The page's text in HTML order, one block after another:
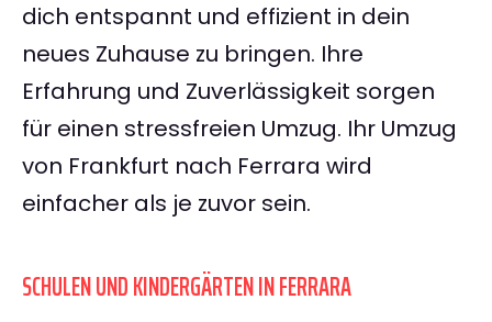
dich entspannt und effizient in dein
neues Zuhause zu bringen. Ihre
Erfahrung und Zuverlässigkeit sorgen
für einen stressfreien Umzug. Ihr Umzug
von Frankfurt nach Ferrara wird
einfacher als je zuvor sein.
SCHULEN UND KINDERGÄRTEN IN FERRARA